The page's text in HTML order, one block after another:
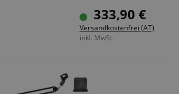
2x Mikrofonhalterung und
Kleinmembran Stereo Zubehörset
333,90 €
Versandkostenfrei (AT)
inkl. MwSt.
Stunde
Minuten
remembering
the state of
zoovu
assistant for